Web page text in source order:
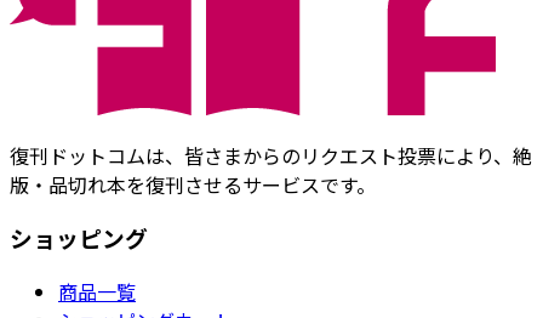
復刊ドットコムは、皆さまからのリクエスト投票により、絶
版・品切れ本を復刊させるサービスです。
ショッピング
商品一覧